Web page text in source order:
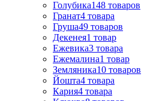
Голубика148 товаров
Гранат4 товара
Груша49 товаров
Декенея1 товар
Ежевика3 товара
Ежемалина1 товар
Земляника10 товаров
Йошта4 товара
Кария4 товара